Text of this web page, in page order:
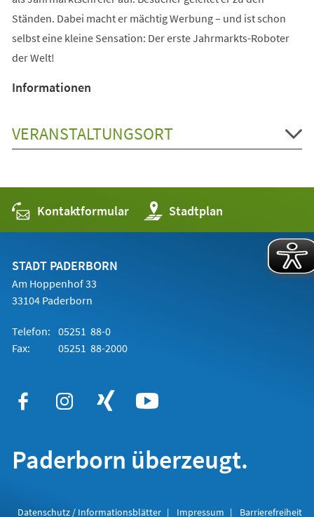
Ständen. Dabei macht er mächtig Werbung – und ist schon
selbst eine kleine Sensation: Der erste Jahrmarkts-Roboter
der Welt!
Informationen
VERANSTALTUNGSORT
Kontaktformular Stadtplan
(Öffnet
in
einem
STADT PADERBORN
Am Hoppenhof 33
33104 Paderborn
Telefon: 05251 88-0
Fax:
05251 88-2000
Paderborn überzeugt.
Datenschutz / Informationsblätter Impressum Barrierefreiheit